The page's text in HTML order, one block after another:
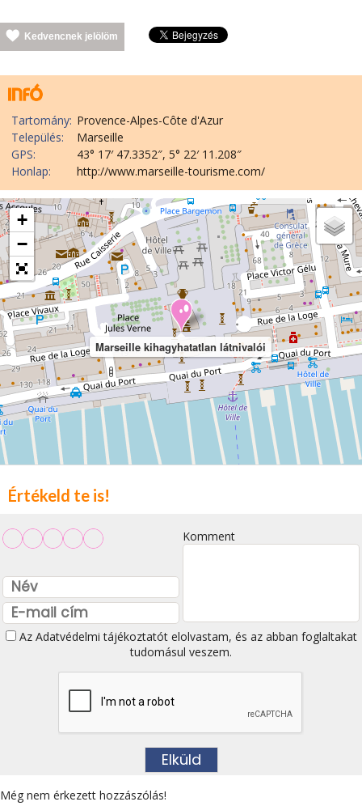
Kedvencnek jelölöm
Tartomány: Provence-Alpes-Côte d'Azur
Település:
Marseille
GPS:
43° 17′ 47.3352″, 5° 22′ 11.208″
Honlap:
http://www.marseille-tourisme.com/
Marseille kihagyhatatlan látnivalói
+
−
Értékeld te is!
Komment
Az Adatvédelmi tájékoztatótelolvastam, és az abban foglaltakat
tudomásul veszem.
Még nem érkezett hozzászólás!